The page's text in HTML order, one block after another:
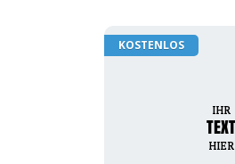
KOSTENLOS